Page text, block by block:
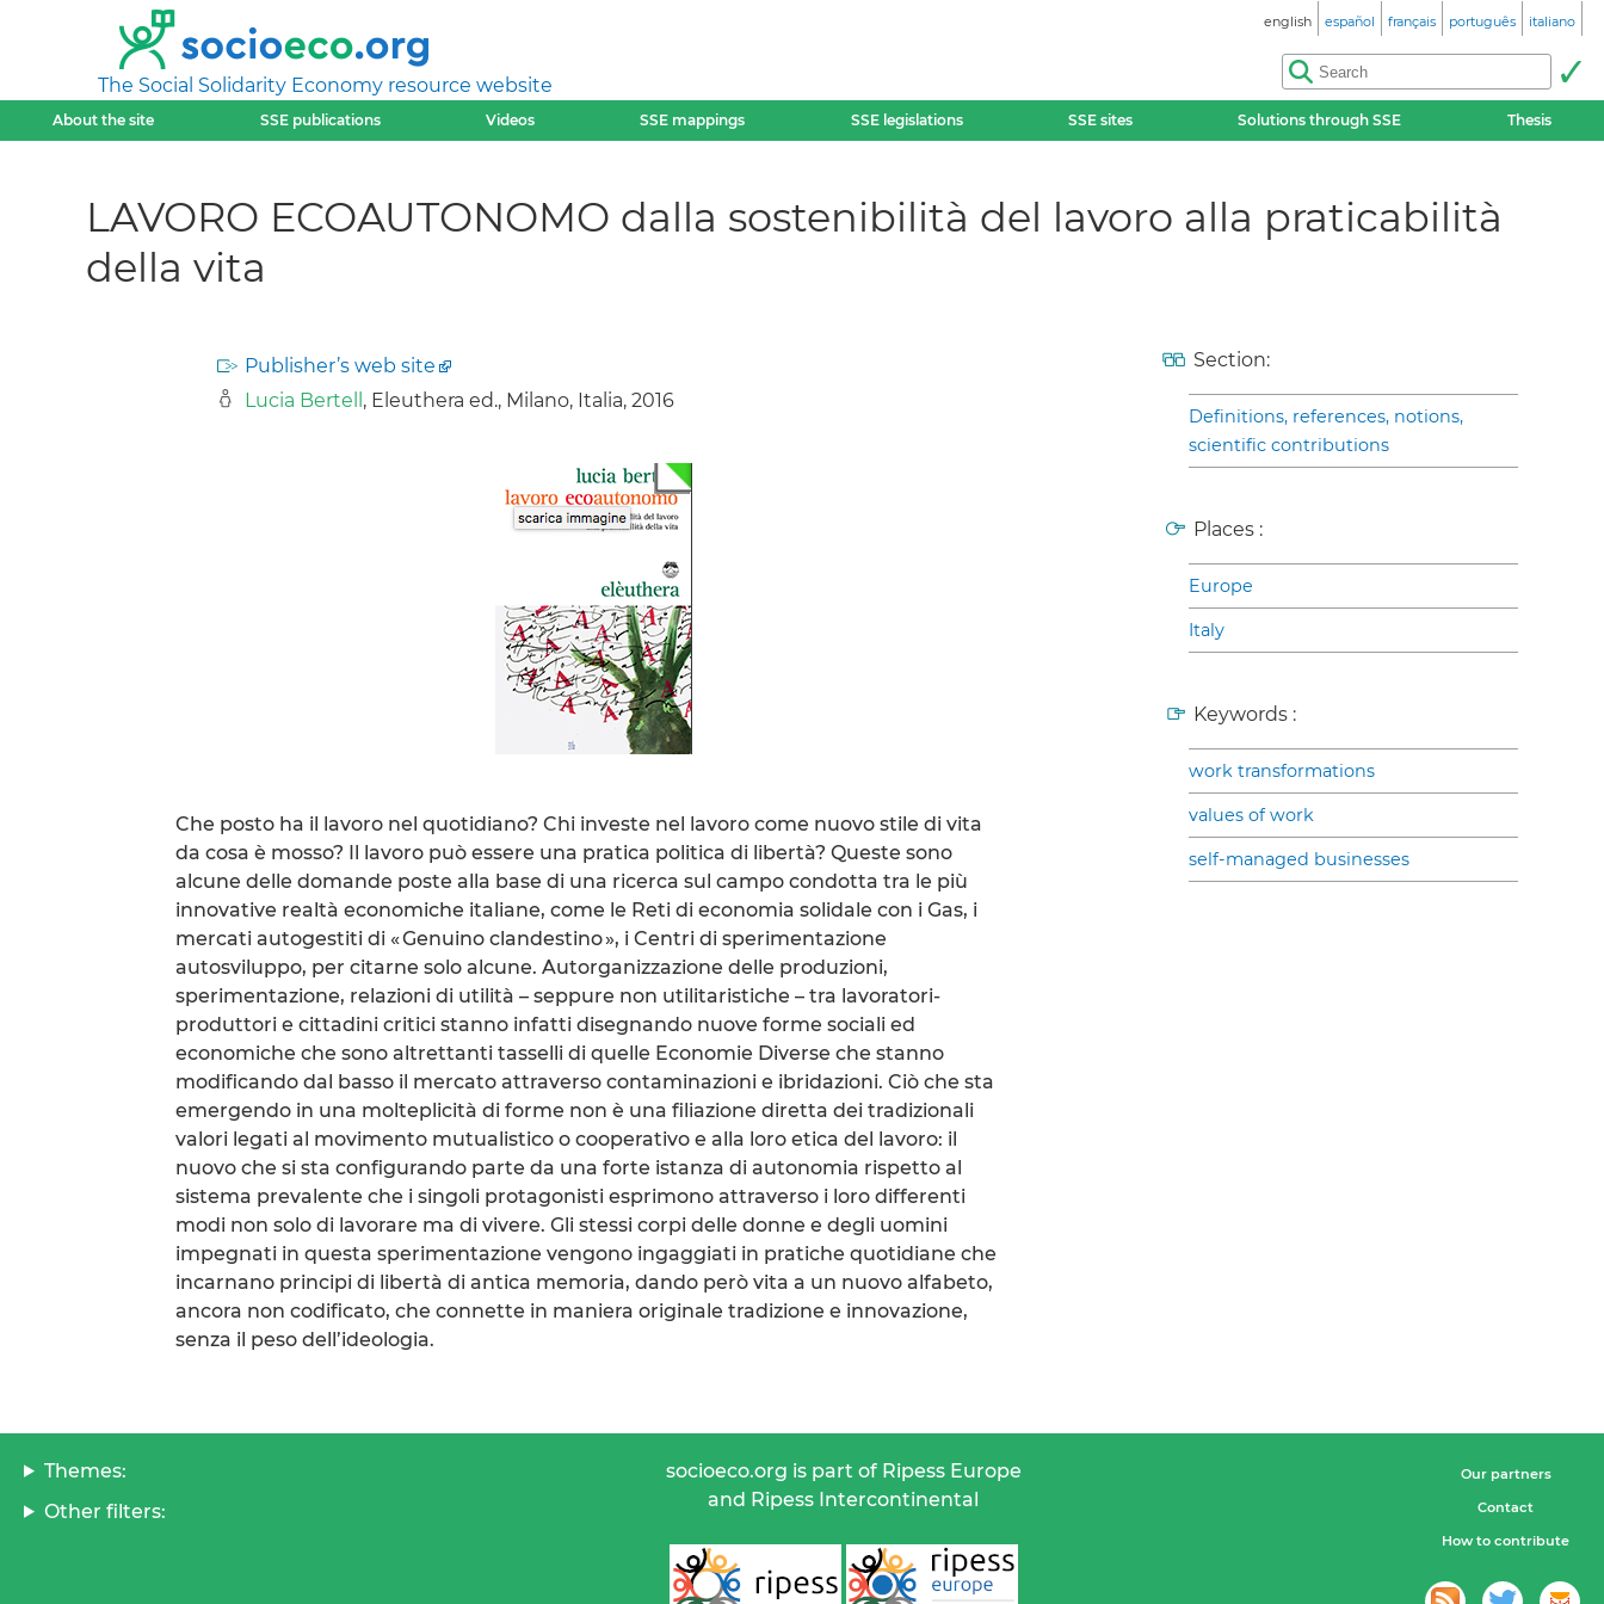
The Social Solidarity Economy resource website
english español français português italiano
About the site SSE publications Videos SSE mappings SSE legislations SSE sites Solutions through SSE Thesis
LAVORO ECOAUTONOMO dalla sostenibilità del lavoro alla praticabilità
della vita
Publisher’s web site
Lucia Bertell , Eleuthera ed., Milano, Italia, 2016
Che posto ha il lavoro nel quotidiano? Chi investe nel lavoro come nuovo stile di vita
da cosa è mosso? Il lavoro può essere una pratica politica di libertà? Queste sono
alcune delle domande poste alla base di una ricerca sul campo condotta tra le più
innovative realtà economiche italiane, come le Reti di economia solidale con i Gas, i
mercati autogestiti di « Genuino clandestino », i Centri di sperimentazione
autosviluppo, per citarne solo alcune. Autorganizzazione delle produzioni,
sperimentazione, relazioni di utilità – seppure non utilitaristiche – tra lavoratori-
produttori e cittadini critici stanno infatti disegnando nuove forme sociali ed
economiche che sono altrettanti tasselli di quelle Economie Diverse che stanno
modificando dal basso il mercato attraverso contaminazioni e ibridazioni. Ciò che sta
emergendo in una molteplicità di forme non è una filiazione diretta dei tradizionali
valori legati al movimento mutualistico o cooperativo e alla loro etica del lavoro: il
nuovo che si sta configurando parte da una forte istanza di autonomia rispetto al
sistema prevalente che i singoli protagonisti esprimono attraverso i loro differenti
modi non solo di lavorare ma di vivere. Gli stessi corpi delle donne e degli uomini
impegnati in questa sperimentazione vengono ingaggiati in pratiche quotidiane che
incarnano principi di libertà di antica memoria, dando però vita a un nuovo alfabeto,
ancora non codificato, che connette in maniera originale tradizione e innovazione,
senza il peso dell’ideologia.
Section:
Definitions, references, notions,
scientific contributions
Places :
Europe
Italy
Keywords :
work transformations
values of work
self-managed businesses
Themes:
Other filters:
socioeco.org is part of Ripess Europe
and Ripess Intercontinental
Our partners
Contact
How to contribute